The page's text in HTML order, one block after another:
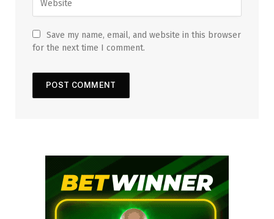
Save my name, email, and website in this browser
for the next time I comment.